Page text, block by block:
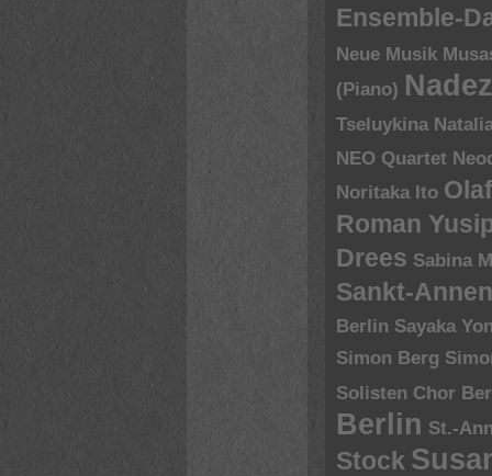
Ensemble-
Neue Musik
(Piano)
Tseluykina
NEO Quartet
Noritaka Ito
Roman
Drees Sabina
Sankt-
Berlin Sayaka
Simon Berg
Solisten Chor
Berlin St.-
Stock